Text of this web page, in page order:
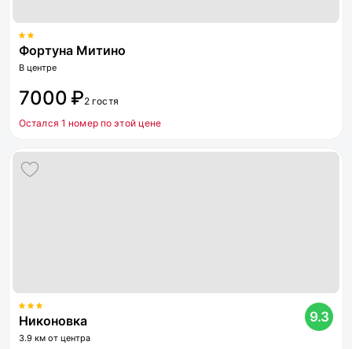
Фортуна Митино
В центре
7000 ₽2 гостя
Остался 1 номер по этой цене
Никоновка
3.9 км от центра
9.3